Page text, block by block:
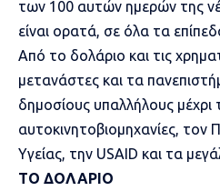
των 100 αυτών ημερών της
είναι ορατά, σε όλα τα
Από το δολάριο και τις
μετανάστες και τα
δημοσίους υπαλλήλους μέχρι
αυτοκινητοβιομηχανίες, τον
Υγείας, την USAID και τα
ΤΟ ΔΟΛΑΡΙΟ